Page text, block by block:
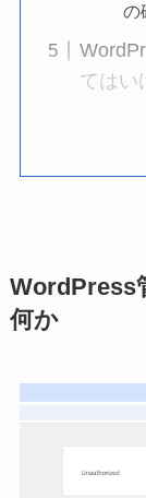
の
てはい
WordPress
何か